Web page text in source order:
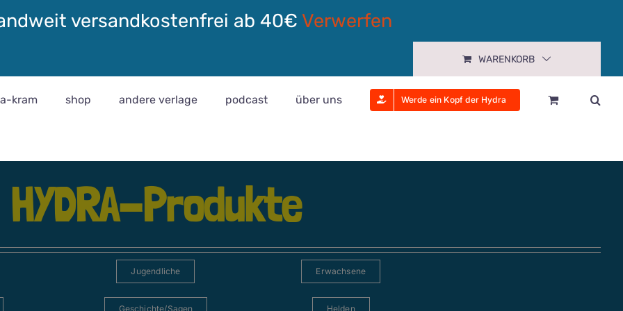
versandkostenfrei ab 40€ Verwerfen
WARENKORB
kram shop andere verlage podcast über uns Werde ein Kopf der Hydra
HYDRA-Produkte
Jugendliche Erwachsene
Geschichte/Sagen Helden